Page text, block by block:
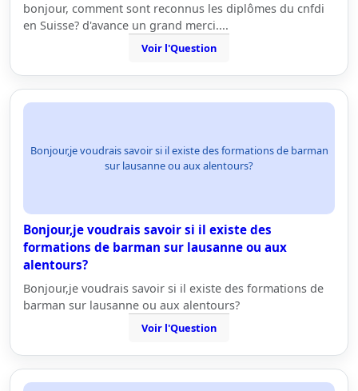
bonjour, comment sont reconnus les diplômes du cnfdi
en Suisse? d'avance un grand merci....
Voir l'Question
Bonjour,je voudrais savoir si il existe des formations de barman
sur lausanne ou aux alentours?
Bonjour,je voudrais savoir si il existe des
formations de barman sur lausanne ou aux
alentours?
Bonjour,je voudrais savoir si il existe des formations de
barman sur lausanne ou aux alentours?
Voir l'Question